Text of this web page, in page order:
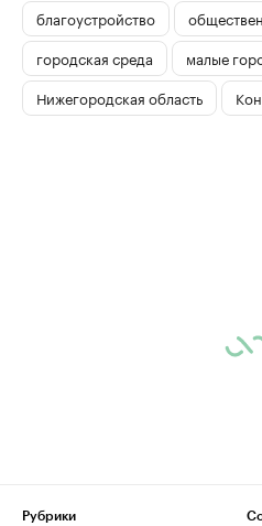
благоустройство
городская среда
малые
Нижегородская область
Рубрики